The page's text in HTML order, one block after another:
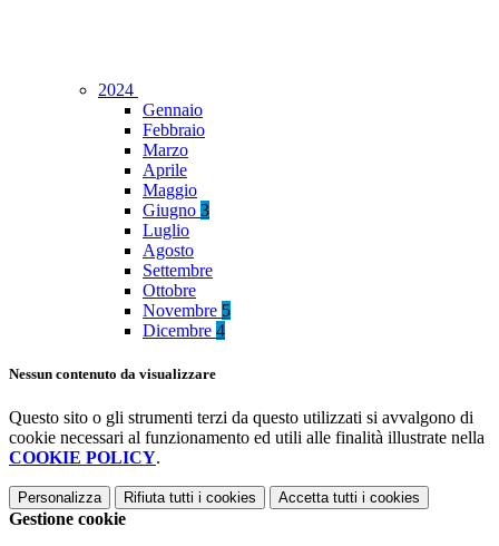
2024
Gennaio
Febbraio
Marzo
Aprile
Maggio
Giugno 3
Luglio
Agosto
Settembre
Ottobre
Novembre 5
Dicembre 4
Nessun contenuto da visualizzare
Questo sito o gli strumenti terzi da questo utilizzati si avvalgono di
cookie necessari al funzionamento ed utili alle finalità illustrate nella
COOKIE POLICY.
Personalizza Rifiuta tutti i cookies Accetta tutti i cookies
Gestione cookie